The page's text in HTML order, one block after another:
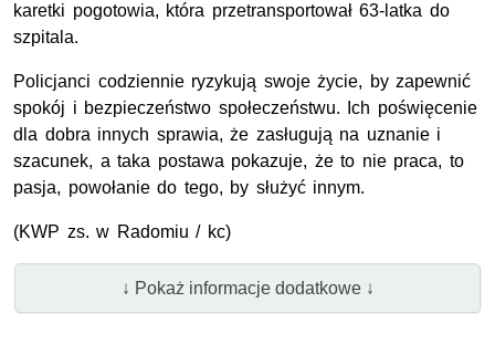
karetki pogotowia, która przetransportował 63-latka do
szpitala.
Policjanci codziennie ryzykują swoje życie, by zapewnić
spokój i bezpieczeństwo społeczeństwu. Ich poświęcenie
dla dobra innych sprawia, że zasługują na uznanie i
szacunek, a taka postawa pokazuje, że to nie praca, to
pasja, powołanie do tego, by służyć innym.
(KWP zs. w Radomiu / kc)
↓ Pokaż informacje dodatkowe ↓